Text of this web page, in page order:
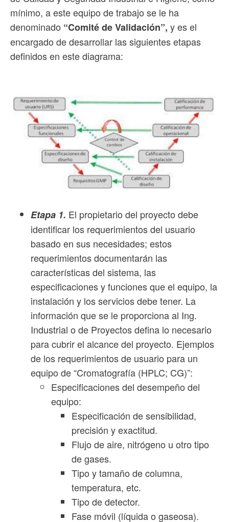
mínimo, a este equipo de trabajo se le ha
denominado “Comité de Validación”, y es el
encargado de desarrollar las siguientes etapas
definidos en este diagrama:
Etapa 1. El propietario del proyecto debe
identificar los requerimientos del usuario
basado en sus necesidades; estos
requerimientos documentarán las
características del sistema, las
especificaciones y funciones que el equipo, la
instalación y los servicios debe tener. La
información que se le proporciona al Ing.
Industrial o de Proyectos defina lo necesario
para cubrir el alcance del proyecto. Ejemplos
de los requerimientos de usuario para un
equipo de “Cromatografía (HPLC; CG)”:
Especificaciones del desempeño del
equipo:
Especificación de sensibilidad,
precisión y exactitud.
Flujo de aire, nitrógeno u otro tipo
de gases.
Tipo y tamaño de columna,
temperatura, etc.
Tipo de detector.
Fase móvil (líquida o gaseosa).